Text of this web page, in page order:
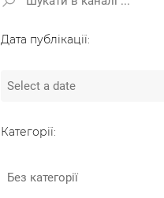
Дата публікації:
Категорії:
Без категорії